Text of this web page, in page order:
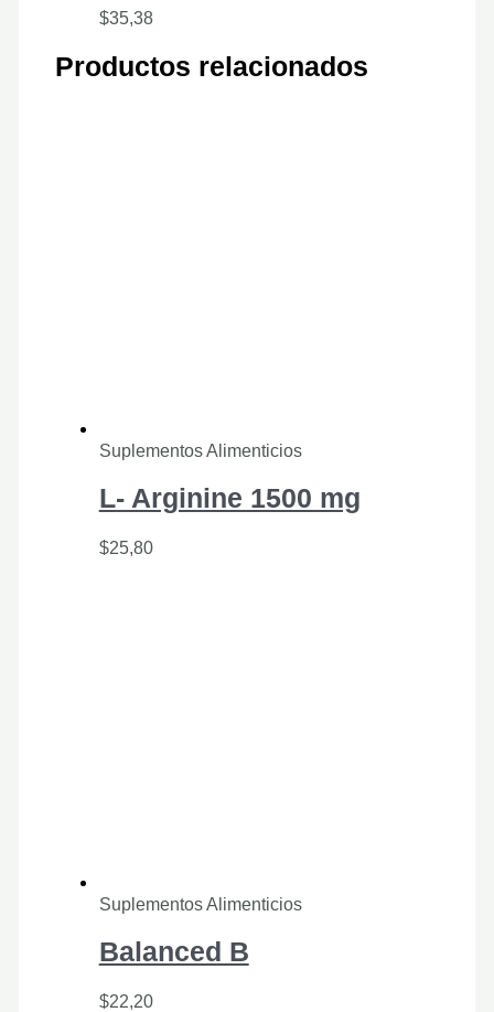
$35,38
Productos relacionados
Suplementos Alimenticios
L- Arginine 1500 mg
$25,80
Suplementos Alimenticios
Balanced B
$22,20